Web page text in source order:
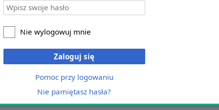
Nie wylogowuj mnie
Zaloguj się
Pomoc przy logowaniu
Nie pamiętasz hasła?